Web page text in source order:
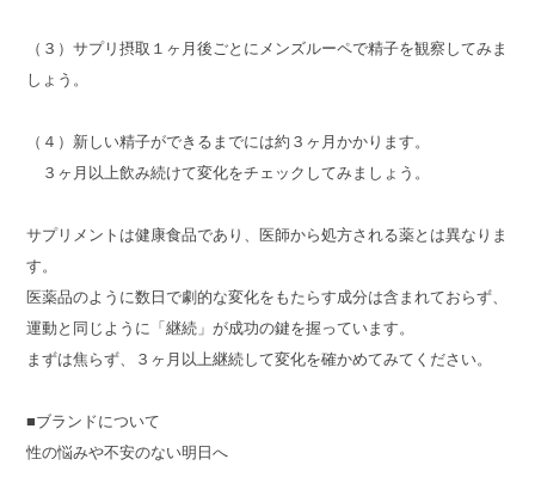
（３）サプリ摂取１ヶ月後ごとにメンズルーペで精子を観察してみま
しょう。
（４）新しい精子ができるまでには約３ヶ月かかります。
３ヶ月以上飲み続けて変化をチェックしてみましょう。
サプリメントは健康食品であり、医師から処方される薬とは異なりま
す。
医薬品のように数日で劇的な変化をもたらす成分は含まれておらず、
運動と同じように「継続」が成功の鍵を握っています。
まずは焦らず、３ヶ月以上継続して変化を確かめてみてください。
■ブランドについて
性の悩みや不安のない明日へ